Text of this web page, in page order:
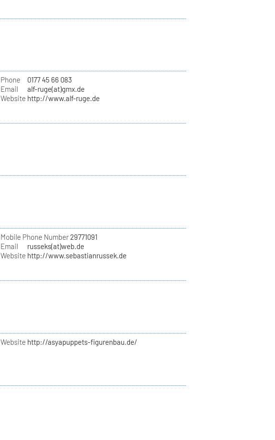
Phone
0177 45 66 083
Email
alf-ruge(at)gmx.de
Website http://www.alf-ruge.de
Mobile Phone Number29771091
Email
russeks(at)web.de
Website http://www.sebastianrussek.de
Website http://asyapuppets-figurenbau.de/